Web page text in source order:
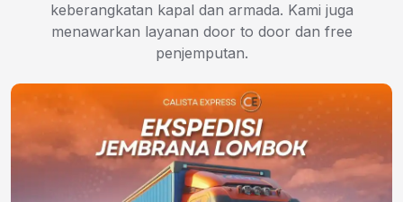
keberangkatan kapal dan armada. Kami juga
menawarkan layanan door to door dan free
penjemputan.